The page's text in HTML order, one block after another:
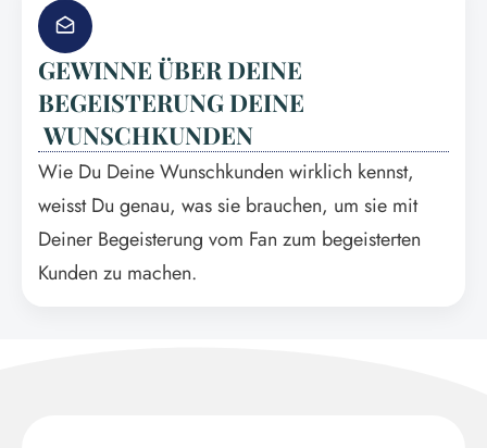
GEWINNE ÜBER DEINE
BEGEISTERUNG DEINE
WUNSCHKUNDEN
Wie Du Deine Wunschkunden wirklich kennst,
weisst Du genau, was sie brauchen, um sie mit
Deiner Begeisterung vom Fan zum begeisterten
Kunden zu machen.